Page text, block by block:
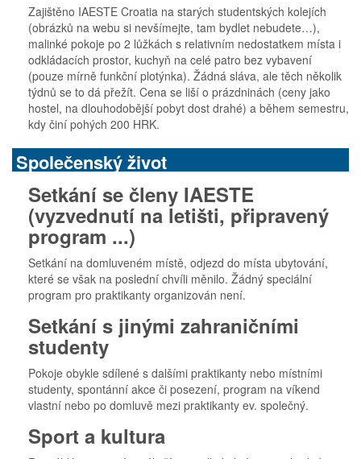
Zajištěno IAESTE Croatia na starých studentských kolejích
(obrázků na webu si nevšímejte, tam bydlet nebudete…),
malinké pokoje po 2 lůžkách s relativním nedostatkem místa i
odkládacích prostor, kuchyň na celé patro bez vybavení
(pouze mírně funkční plotýnka). Žádná sláva, ale těch několik
týdnů se to dá přežít. Cena se liší o prázdninách (ceny jako
hostel, na dlouhodobější pobyt dost drahé) a během semestru,
kdy činí pohých 200 HRK.
Společenský život
Setkání se členy IAESTE
(vyzvednutí na letišti, připravený
program ...)
Setkání na domluveném místě, odjezd do místa ubytování,
které se však na poslední chvíli měnilo. Žádný speciální
program pro praktikanty organizován není.
Setkání s jinými zahraničními
studenty
Pokoje obykle sdílené s dalšími praktikanty nebo místními
studenty, spontánní akce či posezení, program na víkend
vlastní nebo po domluvě mezi praktikanty ev. společný.
Sport a kultura